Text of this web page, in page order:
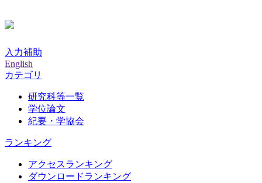
入力補助
English
カテゴリ
研究科等一覧
学位論文
紀要・学協会
ランキング
アクセスランキング
ダウンロードランキング